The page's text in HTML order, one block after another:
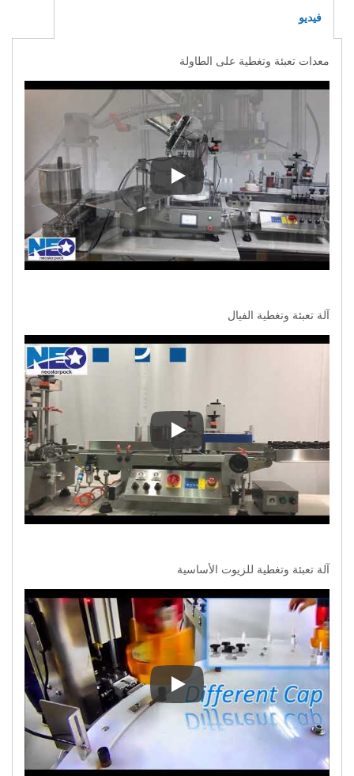
فيديو
معدات تعبئة وتغطية على الطاولة
معدات تعبئة وتغطية على الطاولة
آلة تعبئة وتغطية الفيال
آلة تعبئة وتغطية الفيال
آلة تعبئة وتغطية للزيوت الأساسية
آلة تعبئة وتغطية للزيوت الأساسية